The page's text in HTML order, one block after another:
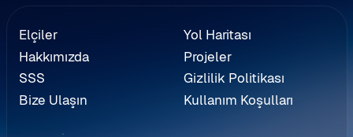
Elçiler
Hakkımızda
SSS
Bize Ulaşın
Yol Haritası
Projeler
Gizlilik Politikası
Kullanım Koşulları